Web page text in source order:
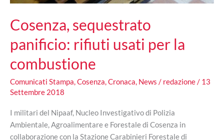
Cosenza, sequestrato
panificio: rifiuti usati per la
combustione
Comunicati Stampa,Cosenza,Cronaca, News / redazione/ 13
Settembre 2018
I militari del Nipaaf, Nucleo Investigativo di Polizia
Ambientale, Agroalimentare e Forestale di Cosenza in
collaborazione con la Stazione Carabinieri Forestale di